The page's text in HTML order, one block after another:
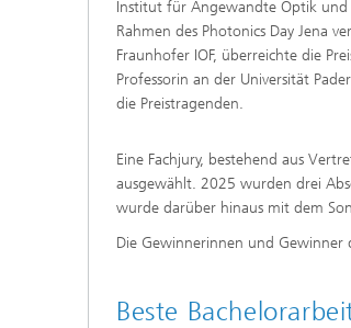
Institut für Angewandte Optik und
Rahmen des Photonics Day Jena
Fraunhofer IOF, überreichte die
Professorin an der Universität
die Preistragenden.
Eine Fachjury, bestehend aus
ausgewählt. 2025 wurden drei
wurde darüber hinaus mit dem
Die Gewinnerinnen und Gewinner
Beste